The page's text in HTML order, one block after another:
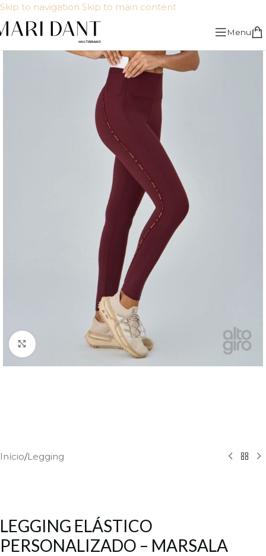
Skip to navigation Skip to main content
Menu
Click to enlarge
Início/Legging
LEGGING ELÁSTICO
PERSONALIZADO – MARSALA